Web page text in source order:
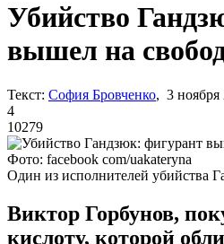
Убийство
вышел на
Текст: София Бровченко, 3 ноября
4
10279
Фото: facebook com/uakateryna
Один из исполнителей убийства
Виктор Горбунов,
кислоту, которой